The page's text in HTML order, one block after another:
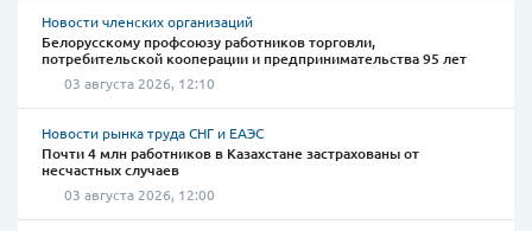
Новости членских организаций
Белорусскому профсоюзу работников торговли,
потребительской кооперации и предпринимательства 95 лет
03 августа 2026, 12:10
Новости рынка труда СНГ и ЕАЭС
Почти 4 млн работников в Казахстане застрахованы от
несчастных случаев
03 августа 2026, 12:00